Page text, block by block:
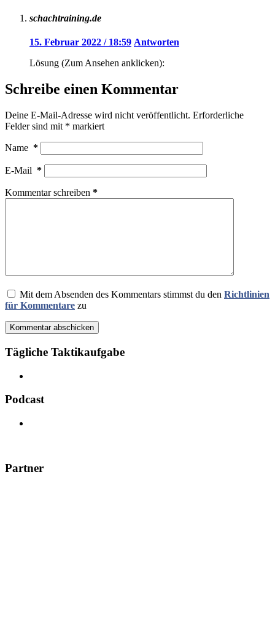
schachtraining.de
15. Februar 2022 / 18:59 Antworten
Lösung (Zum Ansehen anklicken):
Schreibe einen Kommentar
Deine E-Mail-Adresse wird nicht veröffentlicht. Erforderliche
Felder sind mit * markiert
Name *
E-Mail *
Kommentar schreiben *
Mit dem Absenden des Kommentars stimmst du den Richtlinien
für Kommentare zu
Kommentar abschicken
Tägliche Taktikaufgabe
Podcast
Partner